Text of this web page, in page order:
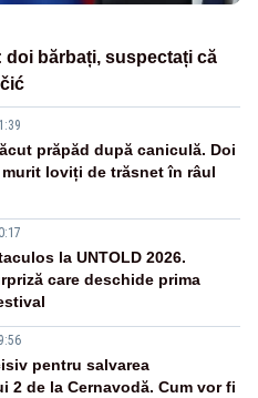
bărbați, suspectați că
prăpăd după caniculă. Doi
loviți de trăsnet în râul
la UNTOLD 2026.
care deschide prima
pentru salvarea
2 de la Cernavodă. Cum vor fi